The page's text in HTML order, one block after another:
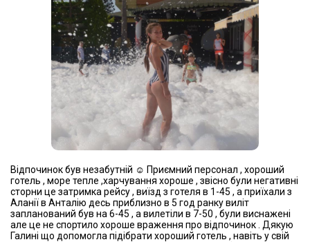
Відпочинок був незабутній ☺️ Приємний персонал , хороший
готель , море тепле ,харчування хороше , звісно були негативні
сторни це затримка рейсу , виїзд з готеля в 1-45 , а приїхали з
Аланії в Анталію десь приблизно в 5 год ранку виліт
запланований був на 6-45 , а вилетіли в 7-50 , були виснажені
але це не спортило хороше враження про відпочинок . Дякую
Галині що допомогла підібрати хороший готель , навіть у свій